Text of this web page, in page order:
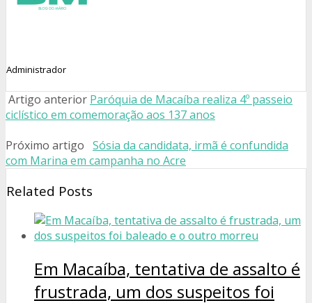
Administrador
Artigo anterior Paróquia de Macaíba realiza 4º passeio
ciclístico em comemoração aos 137 anos
Próximo artigo Sósia da candidata, irmã é confundida
com Marina em campanha no Acre
Related Posts
Em Macaíba, tentativa de assalto é
frustrada, um dos suspeitos foi